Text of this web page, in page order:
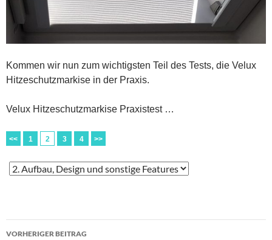
Kommen wir nun zum wichtigsten Teil des Tests, die Velux
Hitzeschutzmarkise in der Praxis.
Velux Hitzeschutzmarkise Praxistest …
<< 1 2 3 4 >>
Beitragsnavigation
VORHERIGER BEITRAG